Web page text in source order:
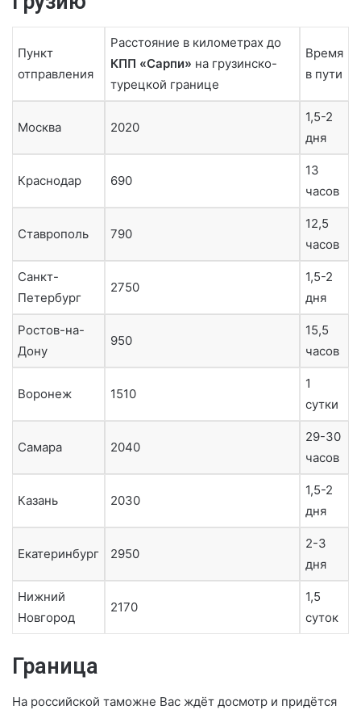
Пункт
отправления
Расстояние в километрах до
КПП «Сарпи» на грузинско-
турецкой границе
Время
в пути
Москва 2020
1,5-2
дня
Краснодар 690
13
часов
Ставрополь 790
12,5
часов
Санкт-
Петербург
2750
1,5-2
дня
Ростов-на-
Дону
950
15,5
часов
Воронеж 1510
1
сутки
Самара 2040
29-30
часов
Казань 2030
1,5-2
дня
Екатеринбург 2950
2-3
дня
Нижний
Новгород
2170
1,5
суток
Граница
На российской таможне Вас ждёт досмотр и придётся